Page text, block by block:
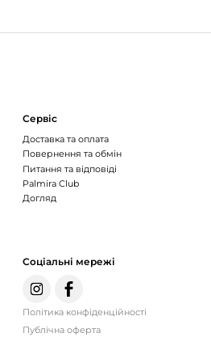
Сервіс
Доставка та оплата
Повернення та обмін
Питання та відповіді
Palmira Club
Догляд
Соціальні мережі
Політика конфіденційності
Публічна оферта